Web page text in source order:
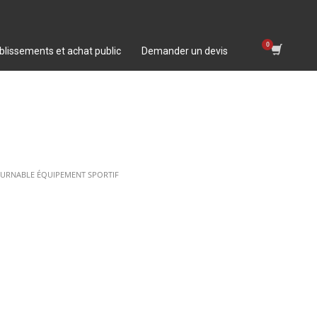
et achat public Demander un devis
ÉQUIPEMENT SPORTIF